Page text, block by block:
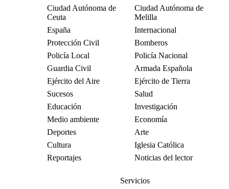
Ciudad Autónoma de
Ceuta
Ciudad Autónoma de
Melilla
España
Internacional
Protección Civil
Bomberos
Policía Local
Policía Nacional
Guardia Civil
Armada Española
Ejército del Aire
Ejército de Tierra
Sucesos
Salud
Educación
Investigación
Medio ambiente
Economía
Deportes
Arte
Cultura
Iglesia Católica
Reportajes
Noticias del lector
Servicios